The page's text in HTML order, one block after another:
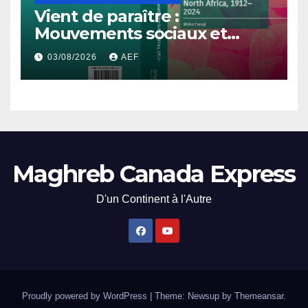
Vient de paraître :
Mouvements sociaux et
démocratisation en Afrique
du Nord, 1912-2024
03/08/2026 AEF
Maghreb Canada Express
D'un Continent à l'Autre
Proudly powered by WordPress Theme: Newsup by Themeansar.